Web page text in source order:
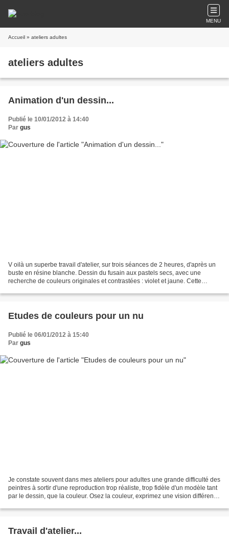
MENU
Accueil » ateliers adultes
ateliers adultes
Animation d'un dessin...
Publié le 10/01/2012 à 14:40
Par gus
V oilà un superbe travail d'atelier, sur trois séances de 2 heures, d'après un
buste en résine blanche. Dessin du fusain aux pastels secs, avec une
recherche de couleurs originales et contrastées : violet et jaune. Cette
Etudes de couleurs pour un nu
Publié le 06/01/2012 à 15:40
Par gus
Je constate souvent dans mes ateliers pour adultes une grande difficulté des
peintres à sortir d'une reproduction trop réaliste, trop fidèle d'un modèle tant
par le dessin, que la couleur. Osez la couleur, exprimez une vision différente,
Travail d'atelier...